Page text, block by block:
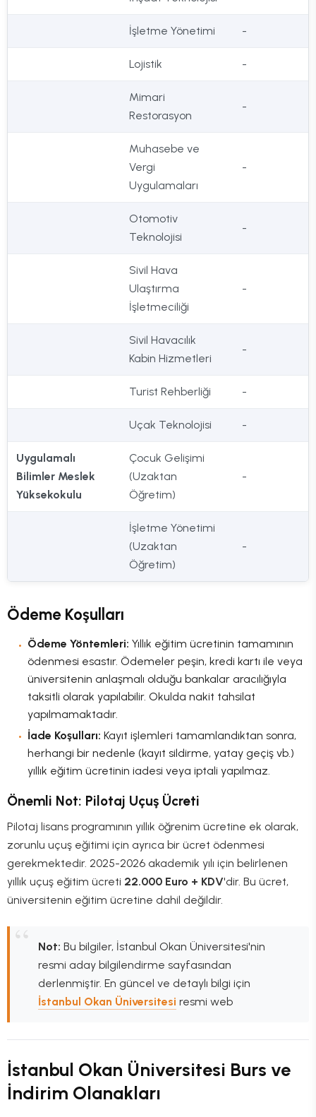
İşletme Yönetimi -
Lojistik -
Mimari
Restorasyon
-
Muhasebe ve
Vergi
Uygulamaları
-
Otomotiv
Teknolojisi
-
Sivil Hava
Ulaştırma
İşletmeciliği
-
Sivil Havacılık
Kabin Hizmetleri
-
Turist Rehberliği -
Uçak Teknolojisi -
Uygulamalı
Bilimler Meslek
Yüksekokulu
Çocuk Gelişimi
(Uzaktan
Öğretim)
-
İşletme Yönetimi
(Uzaktan
Öğretim)
-
Ödeme Koşulları
Ödeme Yöntemleri: Yıllık eğitim ücretinin tamamının
ödenmesi esastır. Ödemeler peşin, kredi kartı ile veya
üniversitenin anlaşmalı olduğu bankalar aracılığıyla
taksitli olarak yapılabilir. Okulda nakit tahsilat
yapılmamaktadır.
İade Koşulları: Kayıt işlemleri tamamlandıktan sonra,
herhangi bir nedenle (kayıt sildirme, yatay geçiş vb.)
yıllık eğitim ücretinin iadesi veya iptali yapılmaz.
Önemli Not: Pilotaj Uçuş Ücreti
Pilotaj lisans programının yıllık öğrenim ücretine ek olarak,
zorunlu uçuş eğitimi için ayrıca bir ücret ödenmesi
gerekmektedir. 2025-2026 akademik yılı için belirlenen
yıllık uçuş eğitim ücreti 22.000 Euro + KDV'dir. Bu ücret,
üniversitenin eğitim ücretine dahil değildir.
Not: Bu bilgiler, İstanbul Okan Üniversitesi'nin
resmi aday bilgilendirme sayfasından
derlenmiştir. En güncel ve detaylı bilgi için
İstanbul Okan Üniversitesi resmi web
İstanbul Okan Üniversitesi Burs ve
İndirim Olanakları